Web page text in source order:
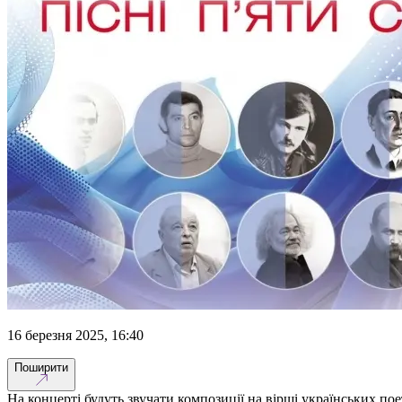
16 березня 2025, 16:40
Поширити
На концерті будуть звучати композиції на вірші українських